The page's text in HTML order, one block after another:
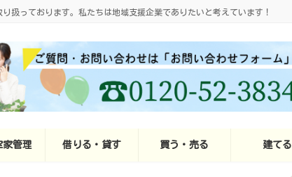
扱っております。私たちは地域支援企業でありたいと考えています！
家管理 借りる・貸す 買う・売る 建てる